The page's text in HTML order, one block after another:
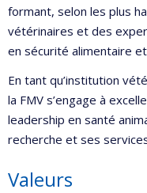
formant, selon les plus
vétérinaires et des
en sécurité alimentaire
En tant qu’institution
la FMV s’engage à
leadership en santé
recherche et ses
Valeurs